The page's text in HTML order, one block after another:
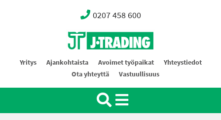
0207 458 600
Oy J-Trading Ab
Yritys Ajankohtaista Avoimet työpaikat
Yhteystiedot
Ota yhteyttä
Vastuullisuus